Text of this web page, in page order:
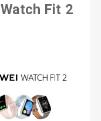
Watch Fit 2